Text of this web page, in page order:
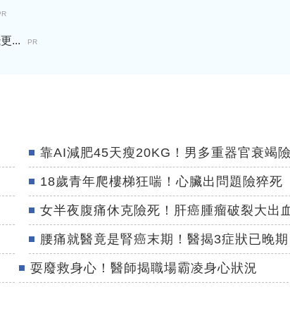
... PR
靠AI減肥45天瘦20KG！男多重器官衰竭
18歲青年爬樓梯狂喘！心臟出問題險猝死
女半夜腹痛休克險死！肝癌腫瘤破裂大出
腰痛就醫竟是腎癌末期！醫揭3症狀已晚期
耍廢救身心！醫師揭職場霸凌身心狀況